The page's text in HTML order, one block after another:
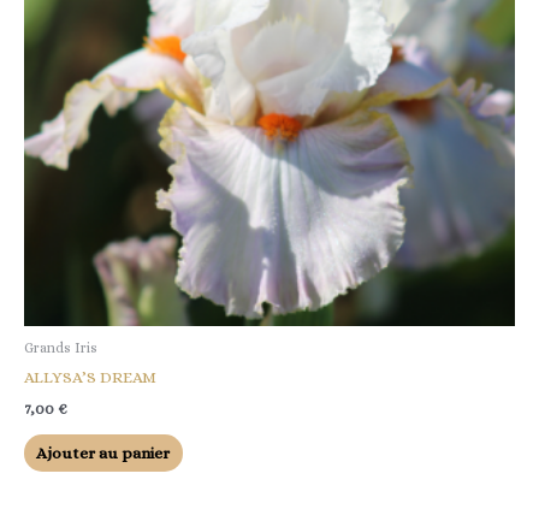
Grands Iris
ALLYSA’S DREAM
7,00 €
Ajouter au panier